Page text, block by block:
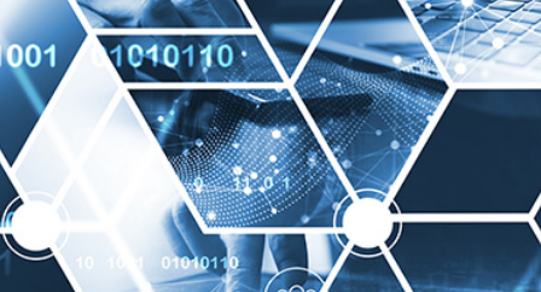
Institut pluridisciplinaire Hubert
Curien – IPHC